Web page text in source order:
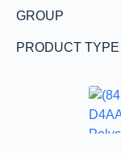
GROUP
PRODUCT TYPE